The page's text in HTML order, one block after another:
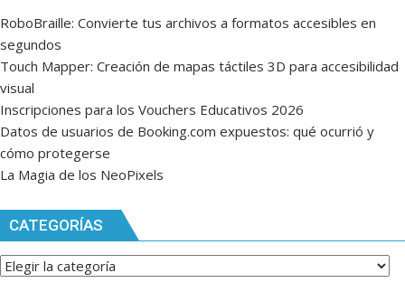
RoboBraille: Convierte tus archivos a formatos accesibles en
segundos
Touch Mapper: Creación de mapas táctiles 3D para accesibilidad
visual
Inscripciones para los Vouchers Educativos 2026
Datos de usuarios de Booking.com expuestos: qué ocurrió y
cómo protegerse
La Magia de los NeoPixels
CATEGORÍAS
Categorías